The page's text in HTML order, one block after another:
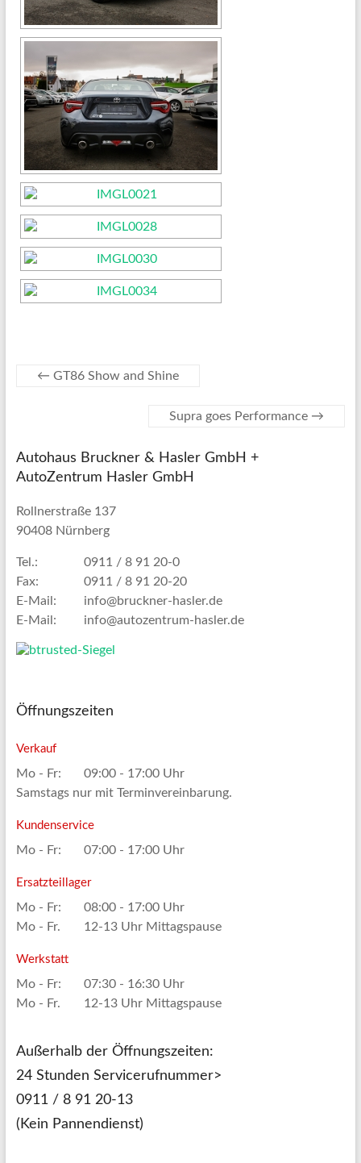
← GT86 Show and Shine
Supra goes Performance →
Autohaus Bruckner & Hasler GmbH +
AutoZentrum Hasler GmbH
Rollnerstraße 137
90408 Nürnberg
Tel.:
0911 / 8 91 20-0
Fax:
0911 / 8 91 20-20
E-Mail:
info@bruckner-hasler.de
E-Mail:
info@autozentrum-hasler.de
Öffnungszeiten
Verkauf
Mo - Fr:
09:00 - 17:00 Uhr
Samstags nur mit Terminvereinbarung.
Kundenservice
Mo - Fr: 07:00 - 17:00 Uhr
Ersatzteillager
Mo - Fr:
08:00 - 17:00 Uhr
Mo - Fr.
12-13 Uhr Mittagspause
Werkstatt
Mo - Fr:
07:30 - 16:30 Uhr
Mo - Fr.
12-13 Uhr Mittagspause
Außerhalb der Öffnungszeiten:
24 Stunden Servicerufnummer>
0911 / 8 91 20-13
(Kein Pannendienst)